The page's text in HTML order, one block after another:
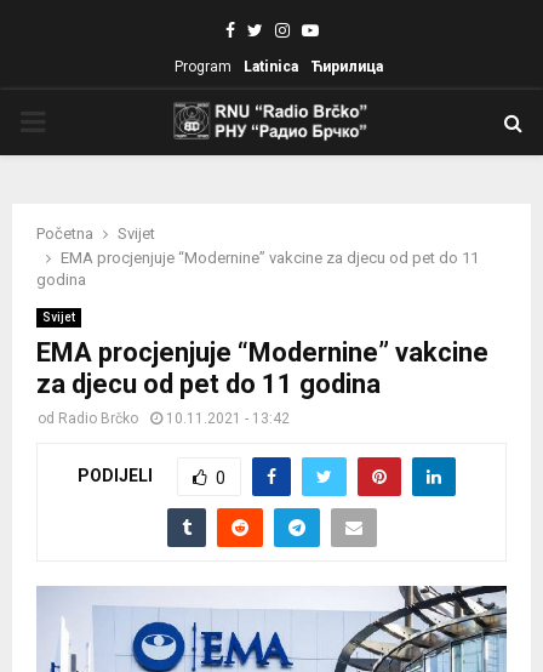
Facebook
TwitterInstagram
Youtube
Program Latinica Ћирилица
Početna
Svijet
EMA procjenjuje “Modernine” vakcine za djecu od pet do 11
godina
Svijet
EMA procjenjuje “Modernine” vakcine
za djecu od pet do 11 godina
od Radio Brčko 10.11.2021 - 13:42
PODIJELI 0